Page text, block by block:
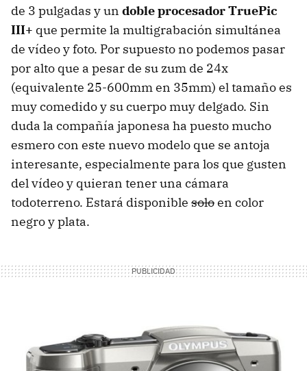
de 3 pulgadas y un doble procesador TruePic
III+ que permite la multigrabación simultánea
de vídeo y foto. Por supuesto no podemos pasar
por alto que a pesar de su zum de 24x
(equivalente 25-600mm en 35mm) el tamaño es
muy comedido y su cuerpo muy delgado. Sin
duda la compañía japonesa ha puesto mucho
esmero con este nuevo modelo que se antoja
interesante, especialmente para los que gusten
del vídeo y quieran tener una cámara
todoterreno. Estará disponible soloen color
negro y plata.